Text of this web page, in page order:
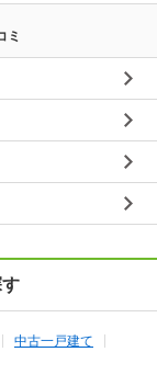
ミ
中古一戸建て